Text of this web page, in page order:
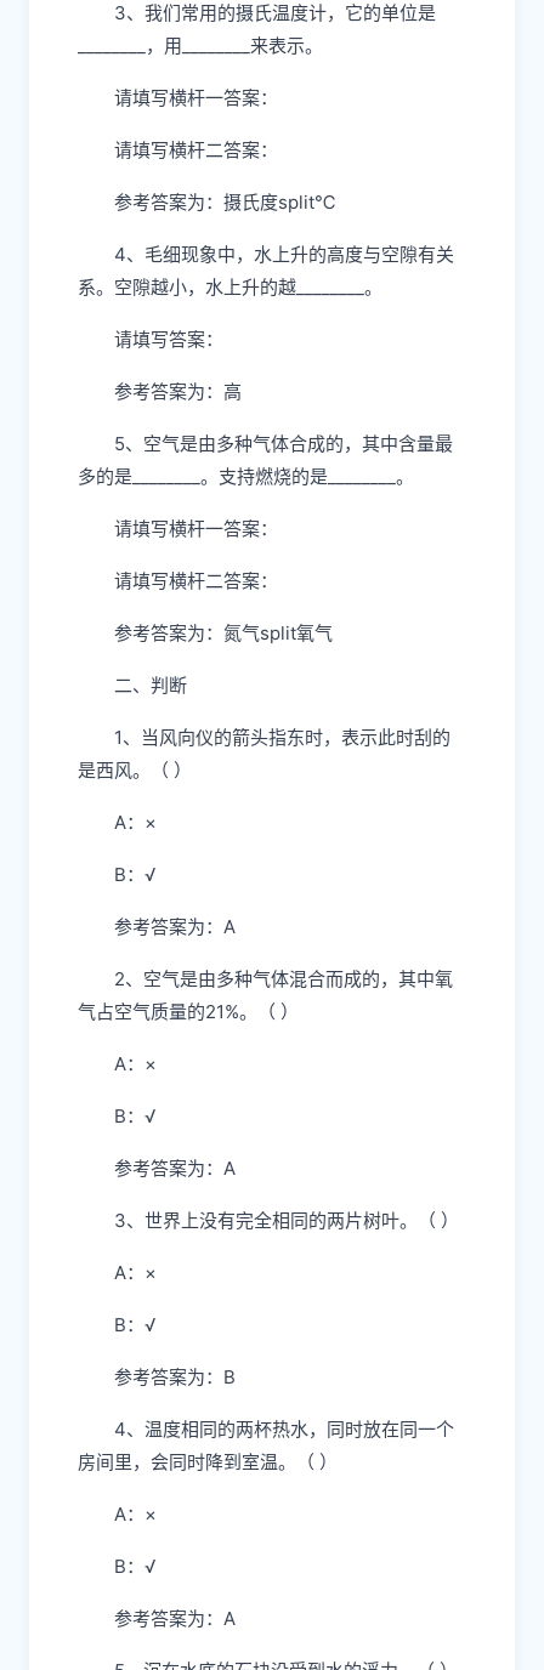
3、我们常用的摄氏温度计，它的单位是
________，用________来表示。
请填写横杆一答案：
请填写横杆二答案：
参考答案为：摄氏度split℃
4、毛细现象中，水上升的高度与空隙有关
系。空隙越小，水上升的越________。
请填写答案：
参考答案为：高
5、空气是由多种气体合成的，其中含量最
多的是________。支持燃烧的是________。
请填写横杆一答案：
请填写横杆二答案：
参考答案为：氮气split氧气
二、判断
1、当风向仪的箭头指东时，表示此时刮的
是西风。（ ）
A：×
B：√
参考答案为：A
2、空气是由多种气体混合而成的，其中氧
气占空气质量的21%。（ ）
A：×
B：√
参考答案为：A
3、世界上没有完全相同的两片树叶。（ ）
A：×
B：√
参考答案为：B
4、温度相同的两杯热水，同时放在同一个
房间里，会同时降到室温。（ ）
A：×
B：√
参考答案为：A